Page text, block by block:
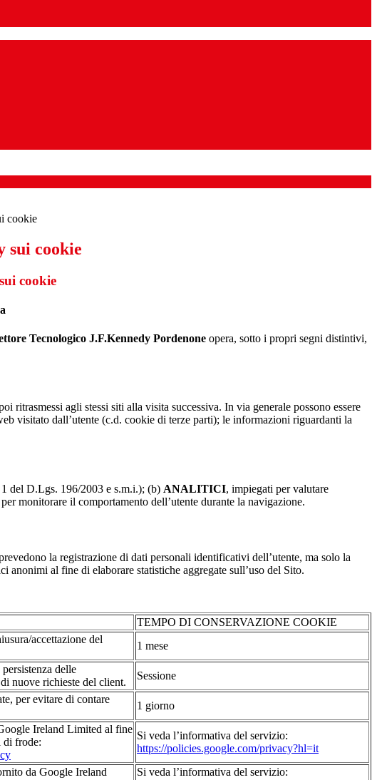
cookie
sui cookie
cookie
Tecnologico J.F.Kennedy Pordenone opera, sotto i propri segni distintivi,
agli stessi siti alla visita successiva. In via generale possono essere
visitato dall’utente (c.d. cookie di terze parti); le informazioni riguardanti la
del D.Lgs. 196/2003 e s.m.i.); (b) ANALITICI, impiegati per valutare
monitorare il comportamento dell’utente durante la navigazione.
la registrazione di dati personali identificativi dell’utente, ma solo la
al fine di elaborare statistiche aggregate sull’uso del Sito.
TEMPO DI CONSERVAZIONE COOKIE
accettazione del
1 mese
delle
nuove richieste del client.
Sessione
per evitare di contare
1 giorno
Ireland Limited al fine
di frode:
Si veda l’informativa del servizio:
https://policies.google.com/privacy?hl=it
da Google Ireland
Si veda l’informativa del servizio: